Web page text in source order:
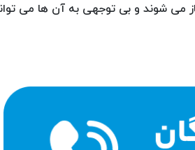
می شوند و بی توجهی به آن ها می